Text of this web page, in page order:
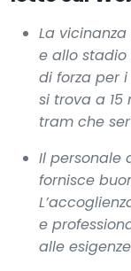
La
e allo stadio
di forza per
si trova a
tram che
Il personale
fornisce
e
alle